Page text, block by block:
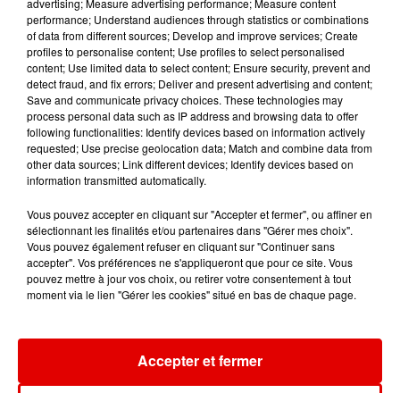
SHAKIRA FEAT. BURNA
BOY
Dai Dai
RAYE
Where Is My
Husband!
CHRISTOPHE WILLEM
Systaime
performance; Understand audiences through statistics or combinations
of data from different sources; Develop and improve services; Create
profiles to personalise content; Use profiles to select personalised
content; Use limited data to select content; Ensure security, prevent and
detect fraud, and fix errors; Deliver and present advertising and content;
Save and communicate privacy choices. These technologies may
process personal data such as IP address and browsing data to offer
following functionalities: Identify devices based on information actively
requested; Use precise geolocation data; Match and combine data from
other data sources; Link different devices; Identify devices based on
information transmitted automatically.
Vous pouvez accepter en cliquant sur "Accepter et fermer", ou affiner en
sélectionnant les finalités et/ou partenaires dans "Gérer mes choix".
Vous pouvez également refuser en cliquant sur "Continuer sans
accepter". Vos préférences ne s'appliqueront que pour ce site. Vous
pouvez mettre à jour vos choix, ou retirer votre consentement à tout
moment via le lien "Gérer les cookies" situé en bas de chaque page.
Accepter et fermer